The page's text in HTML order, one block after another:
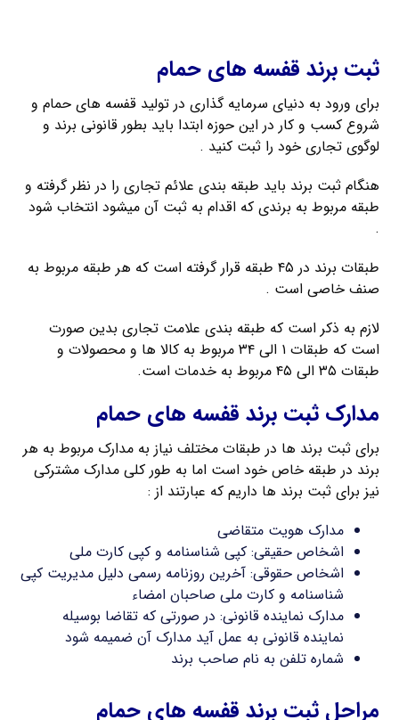
ثبت برند قفسه های حمام
برای ورود به دنیای سرمایه گذاری در تولید قفسه های حمام و
شروع کسب و کار در این حوزه ابتدا باید بطور قانونی برند و
لوگوی تجاری خود را ثبت کنید .
هنگام ثبت برند باید طبقه بندی علائم تجاری را در نظر گرفته و
طبقه مربوط به برندی که اقدام به ثبت آن میشود انتخاب شود
.
طبقات برند در ۴۵ طبقه قرار گرفته است که هر طبقه مربوط به
صنف خاصی است .
لازم به ذکر است که طبقه بندی علامت تجاری بدین صورت
است که طبقات ۱ الی ۳۴ مربوط به کالا ها و محصولات و
طبقات ۳۵ الی ۴۵ مربوط به خدمات است.
مدارک ثبت برند قفسه های حمام
برای ثبت برند ها در طبقات مختلف نیاز به مدارک مربوط به هر
برند در طبقه خاص خود است اما به طور کلی مدارک مشترکی
نیز برای ثبت برند ها داریم که عبارتند از :
مدارک هویت متقاضی
اشخاص حقیقی: کپی شناسنامه و کپی کارت ملی
اشخاص حقوقی: آخرین روزنامه رسمی دلیل مدیریت کپی
شناسنامه و کارت ملی صاحبان امضاء
مدارک نماینده قانونی: در صورتی که تقاضا بوسیله
نماینده قانونی به عمل آید مدارک آن ضمیمه شود
شماره تلفن به نام صاحب برند
مراحل ثبت برند قفسه های حمام